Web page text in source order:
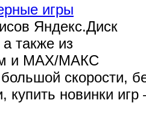
игры
Яндекс.Диск
также из
и MAX/МАКС
скорости,
купить новинки